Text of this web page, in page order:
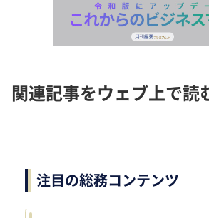
関連記事をウェブ上で読
注目の総務コンテンツ